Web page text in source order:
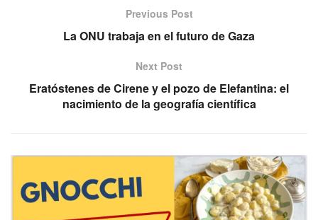
Previous Post
La ONU trabaja en el futuro de Gaza
Next Post
Eratóstenes de Cirene y el pozo de Elefantina: el
nacimiento de la geografía científica